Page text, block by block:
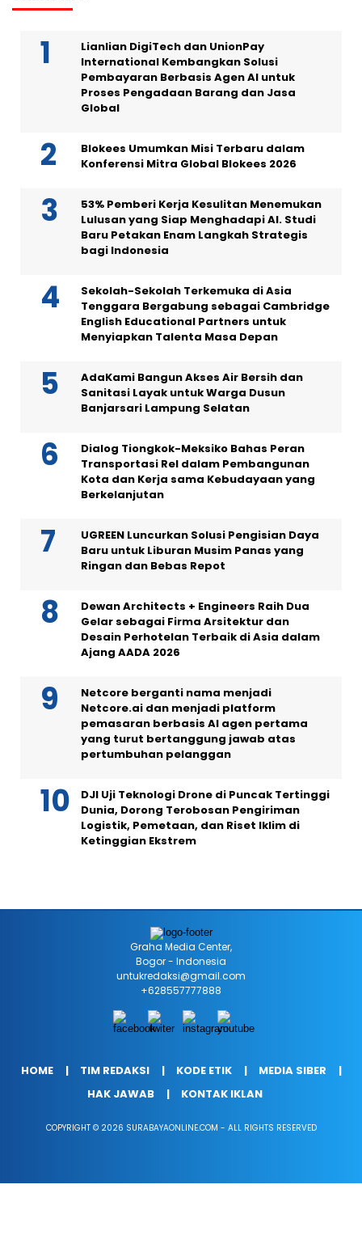
Lianlian DigiTech dan UnionPay
International Kembangkan Solusi
Pembayaran Berbasis Agen AI untuk
Proses Pengadaan Barang dan Jasa
Global
Blokees Umumkan Misi Terbaru dalam
Konferensi Mitra Global Blokees 2026
53% Pemberi Kerja Kesulitan Menemukan
Lulusan yang Siap Menghadapi AI. Studi
Baru Petakan Enam Langkah Strategis
bagi Indonesia
Sekolah-Sekolah Terkemuka di Asia
Tenggara Bergabung sebagai Cambridge
English Educational Partners untuk
Menyiapkan Talenta Masa Depan
AdaKami Bangun Akses Air Bersih dan
Sanitasi Layak untuk Warga Dusun
Banjarsari Lampung Selatan
Dialog Tiongkok-Meksiko Bahas Peran
Transportasi Rel dalam Pembangunan
Kota dan Kerja sama Kebudayaan yang
Berkelanjutan
UGREEN Luncurkan Solusi Pengisian Daya
Baru untuk Liburan Musim Panas yang
Ringan dan Bebas Repot
Dewan Architects + Engineers Raih Dua
Gelar sebagai Firma Arsitektur dan
Desain Perhotelan Terbaik di Asia dalam
Ajang AADA 2026
Netcore berganti nama menjadi
Netcore.ai dan menjadi platform
pemasaran berbasis AI agen pertama
yang turut bertanggung jawab atas
pertumbuhan pelanggan
DJI Uji Teknologi Drone di Puncak Tertinggi
Dunia, Dorong Terobosan Pengiriman
Logistik, Pemetaan, dan Riset Iklim di
Ketinggian Ekstrem
Graha Media Center,
Bogor - Indonesia
untukredaksi@gmail.com
+628557777888
HOME TIM REDAKSI KODE ETIK
MEDIA SIBER
HAK JAWAB
KONTAK IKLAN
COPYRIGHT © 2026 SURABAYAONLINE.COM - ALL RIGHTS RESERVED